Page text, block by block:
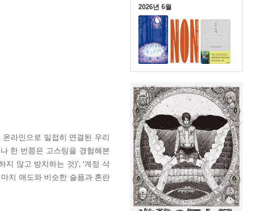
2026년 6월
라인으로 밀접히 연결된 우리
한 번쯤은 고스팅을 경험해본
지 않고 방치하는 것)’, ‘계정 삭
치 애도와 비슷한 슬픔과 혼란